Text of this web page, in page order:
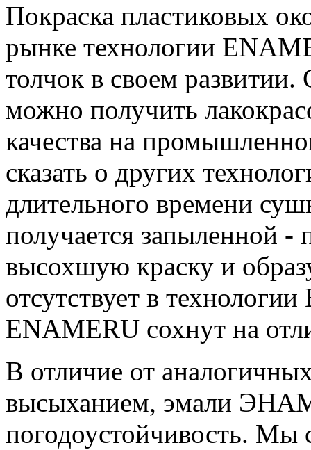
Покраска пластиковых
рынке технологии
толчок в своем
можно получить
качества на
сказать о других
длительного времени
получается запыленной -
высохшую краску и
отсутствует в
ENAMERU сохнут на
В отличие от
высыханием, эмали
погодоустойчивость. Мы